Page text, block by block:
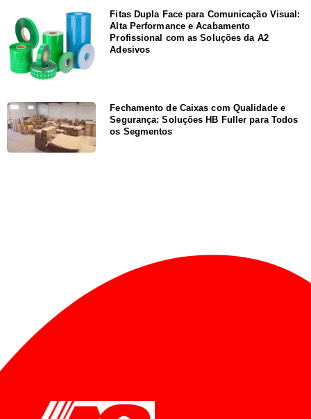
Fitas Dupla Face para Comunicação Visual:
Alta Performance e Acabamento
Profissional com as Soluções da A2
Adesivos
Fechamento de Caixas com Qualidade e
Segurança: Soluções HB Fuller para Todos
os Segmentos